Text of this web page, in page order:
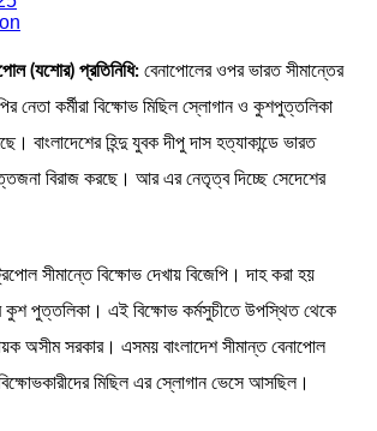
(যশোর) প্রতিনিধি: বেনাপোলের ওপর ভারত সীমান্তের
নেতা কর্মীরা বিক্ষোভ মিছিল স্লোগান ও কুশপুত্তলিকা
বাংলাদেশের হিন্দু যুবক দীপু দাস হত্যাকান্ডে ভারত
বিরাজ করছে। আর এর নেতৃত্ব দিচ্ছে সেদেশের
সীমান্তে বিক্ষোভ দেখায় বিজেপি। দাহ করা হয়
কুশ পুত্তলিকা। এই বিক্ষোভ কর্মসুচীতে উপস্থিত থেকে
অসীম সরকার। এসময় বাংলাদেশ সীমান্ত বেনাপোল
মিছিল এর স্লোগান ভেসে আসছিল।